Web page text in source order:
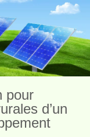
pour
d’un